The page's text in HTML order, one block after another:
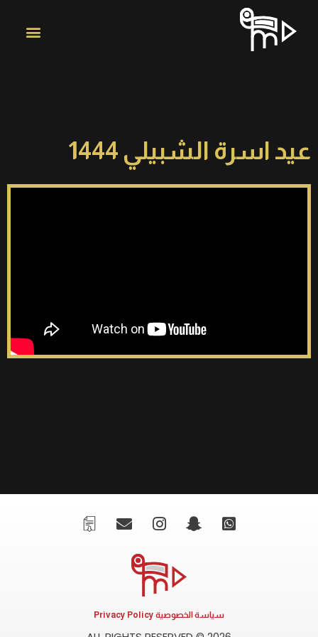
عيد اسرة الشبيلي 1444
سياسة الخصوصية Privacy Policy